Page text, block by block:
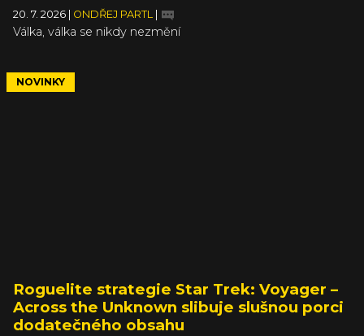
20. 7. 2026 ONDŘEJ PARTL
Válka, válka se nikdy nezmění
NOVINKY
Roguelite strategie Star Trek: Voyager –
Across the Unknown slibuje slušnou porci
dodatečného obsahu